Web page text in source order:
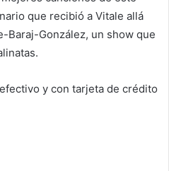
que recibió a Vitale allá
Baraj-González, un show que
y con tarjeta de crédito